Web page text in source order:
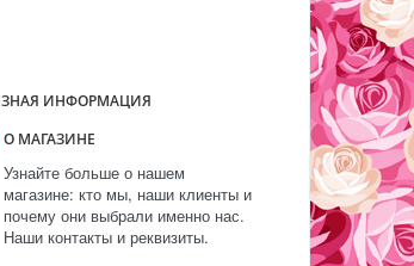
ИНФОРМАЦИЯ
О МАГАЗИНЕ
Узнайте больше о нашем
магазине: кто мы, наши клиенты и
почему они выбрали именно нас.
Наши контакты и реквизиты.